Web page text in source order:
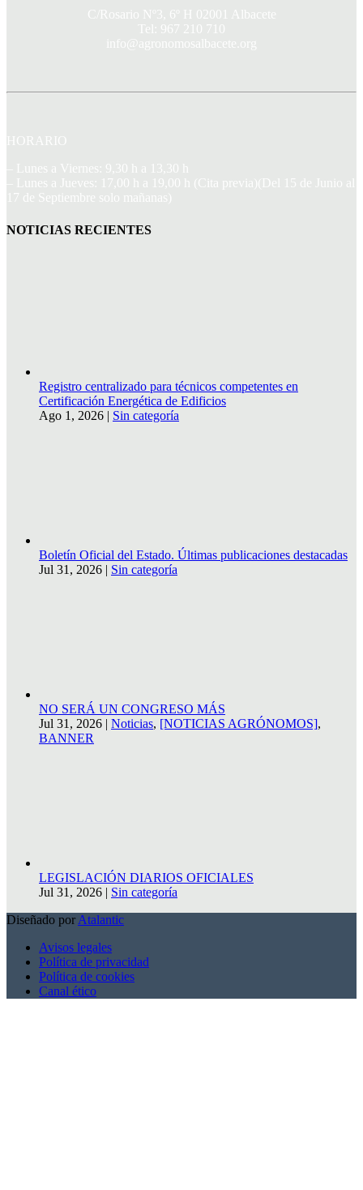
C/Rosario Nº3, 6º H 02001 Albacete
Tel: 967 210 710
info@agronomosalbacete.org
HORARIO
– Lunes a Viernes: 9,30 h a 13,30 h
– Lunes a Jueves: 17,00 h a 19,00 h (Cita previa)(Del 15 de Junio al
17 de Septiembre solo mañanas)
NOTICIAS RECIENTES
Registro centralizado para técnicos competentes en
Certificación Energética de Edificios
Ago 1, 2026 | Sin categoría
Boletín Oficial del Estado. Últimas publicaciones destacadas
Jul 31, 2026 | Sin categoría
NO SERÁ UN CONGRESO MÁS
Jul 31, 2026 | Noticias, [NOTICIAS AGRÓNOMOS],
BANNER
LEGISLACIÓN DIARIOS OFICIALES
Jul 31, 2026 | Sin categoría
Diseñado por Atalantic
Avisos legales
Política de privacidad
Política de cookies
Canal ético